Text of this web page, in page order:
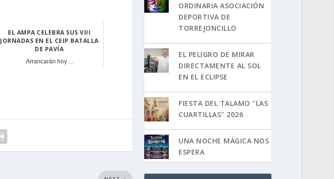
EL AMPA CELEBRA SUS VIII
JORNADAS EN EL CEIP BATALLA
DE PAVÍA
Arrancarán hoy ...
ORDINARIA ASOCIACIÓN
DEPORTIVA DE
TORREJONCILLO
EL PELIGRO DE MIRAR
DIRECTAMENTE AL SOL
EN EL ECLIPSE
FIESTA DEL TALAMO "LAS
CUARTILLAS" 2026
UNA NOCHE MÁGICA NOS
ESPERA